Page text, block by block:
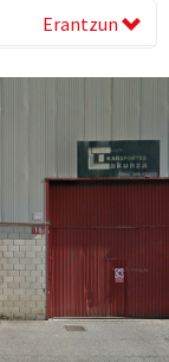
Erantzun